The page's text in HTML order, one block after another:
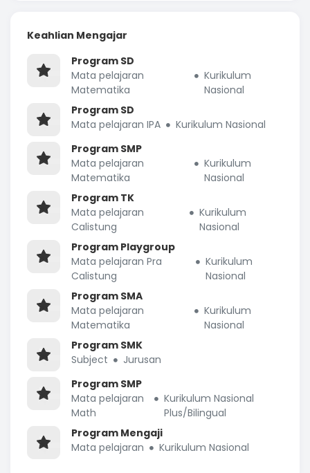
Keahlian Mengajar
Program SD
Mata pelajaran
Matematika
Kurikulum
Nasional
Program SD
Mata pelajaran IPA
Kurikulum Nasional
Program SMP
Mata pelajaran
Matematika
Kurikulum
Nasional
Program TK
Mata pelajaran
Calistung
Kurikulum
Nasional
Program Playgroup
Mata pelajaran Pra
Calistung
Kurikulum
Nasional
Program SMA
Mata pelajaran
Matematika
Kurikulum
Nasional
Program SMK
Subject
Jurusan
Program SMP
Mata pelajaran
Math
Kurikulum Nasional
Plus/Bilingual
Program Mengaji
Mata pelajaran
Kurikulum Nasional